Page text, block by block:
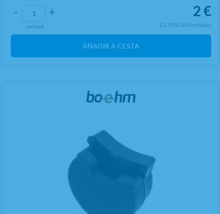
2 €
21.00% IVA incluido
- +
unidad
AÑADIR A CESTA